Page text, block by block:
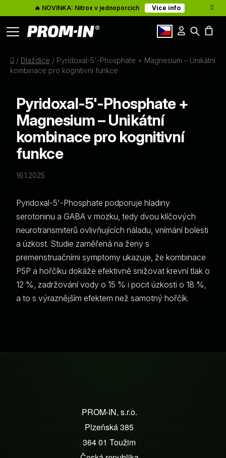
🔥 NOVINKA: Nitrox v jednoporcích Více info
Přihlášení
Hledat
Domů
/ Dlaždice / Pyridoxal-5'-Phosphate + Magnesium – Unikátní
kombinace pro kognitivní funkce
Pyridoxal-5'-Phosphate +
Magnesium – Unikátní
kombinace pro kognitivní
funkce
16.1.2025
Pyridoxal-5'-Phosphate podporuje hladiny
serotoninu a GABA v mozku, tedy dvou klíčových
neurotransmiterů ovlivňujících náladu, vnímání bolesti
a úzkost. Studie zaměřená na ženy s
premenstruačními symptomy ukazuje, že kombinace
P5P a hořčíku dokáže efektivně snižovat krevní tlak o
12 %, zadržování vody o 15 % i pocit úzkosti o 18 %,
a to s výraznějším efektem než samotný hořčík.
PROM-IN, s.r.o.
Plzeňská 385
364 01 Toužim